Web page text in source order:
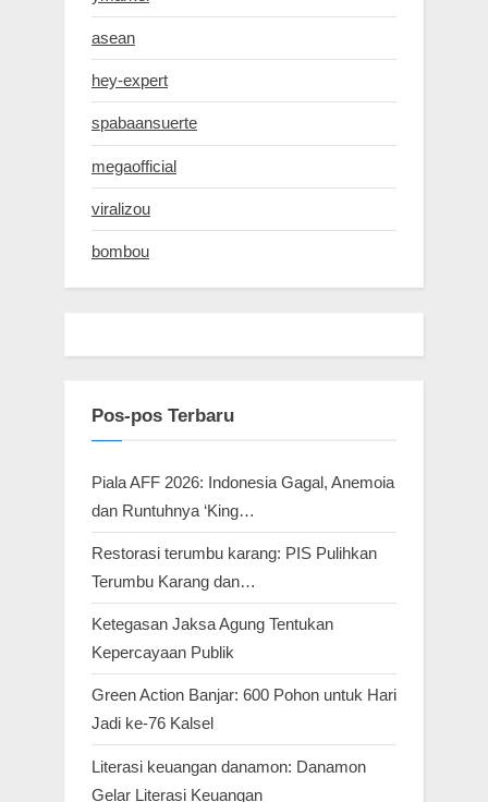
asean
hey-expert
spabaansuerte
megaofficial
viralizou
bombou
Pos-pos Terbaru
Piala AFF 2026: Indonesia Gagal, Anemoia
dan Runtuhnya ‘King…
Restorasi terumbu karang: PIS Pulihkan
Terumbu Karang dan…
Ketegasan Jaksa Agung Tentukan
Kepercayaan Publik
Green Action Banjar: 600 Pohon untuk Hari
Jadi ke-76 Kalsel
Literasi keuangan danamon: Danamon
Gelar Literasi Keuangan